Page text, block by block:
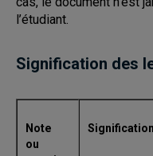
l’étudiant.
Signification des
Note
ou
Signification